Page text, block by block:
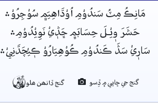
مَانِڪُ مِٽُ سَندُوْمِ اُوْڌَاهِيَم﮼ سُوْجِرُوْ﮶
حَشَرَ وٖيْـلَ حِسَابَم﮼ ڇَڎٖيْ نَوِيْدُوْمِ﮶
سَارٖيْ سَڎَ ڪَندُوْمِ ڪُوْهِيَارُوْ ڪٖيْچَڌَنِيْ﮶
گنج جي ڇاپي ۾ ڏِسو گنج ڏانھن ھلو